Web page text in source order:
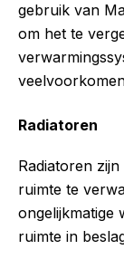
gebruik van
om het te
Radiatoren
Radiatoren
ruimte te
ongelijkmatige
ruimte in